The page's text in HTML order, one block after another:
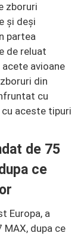
zboruri
și deși
partea
de reluat
avioane
din
cu
aceste tipuri
de 75
ce
Europa, a
dupa ce